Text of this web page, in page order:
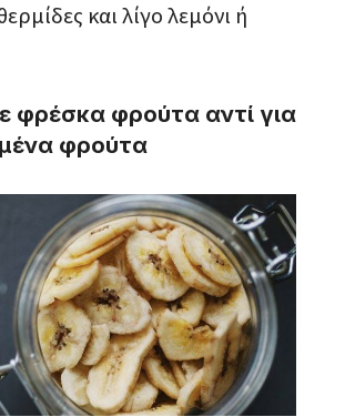
και λίγο λεμόνι ή
φρέσκα φρούτα αντί για
φρούτα